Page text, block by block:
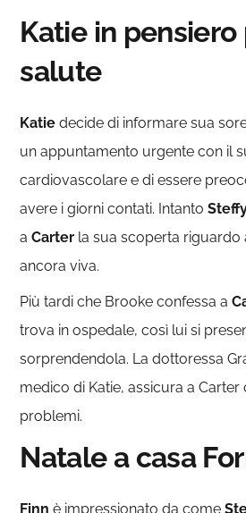
Katie in pensiero
salute
Katie decide di informare sua
un appuntamento urgente con il
cardiovascolare e di essere
avere i giorni contati. Intanto
aCarter la sua scoperta riguardo
ancora viva.
Più tardi che Brooke confessa a
trova in ospedale, così lui si
sorprendendola. La dottoressa
medico di Katie, assicura a Carter
problemi.
Natale a casa
Finn è impressionato da come